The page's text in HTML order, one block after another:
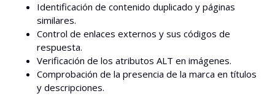
Identificación de contenido duplicado y páginas
similares.
Control de enlaces externos y sus códigos de
respuesta.
Verificación de los atributos ALT en imágenes.
Comprobación de la presencia de la marca en títulos
y descripciones.